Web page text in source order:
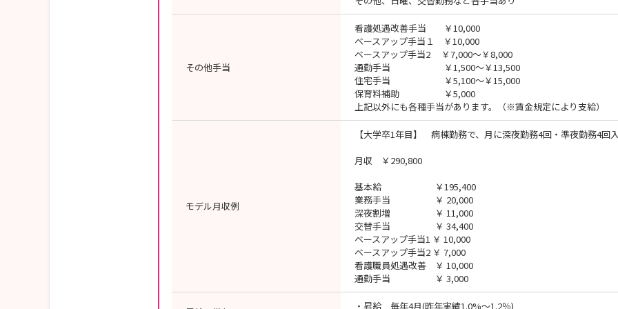
その他手当
看護処遇改善手当 ￥10,000
ベースアップ手当１ ￥10,000
ベースアップ手当2 ￥7,000～￥8,000
通勤手当 ￥1,500～￥13,500
住宅手当 ￥5,100～￥15,000
保育料補助 ￥5,000
上記以外にも各種手当があります。（※賃金規定により支給）
モデル月収例
【大学卒1年目】 病棟勤務で、月に深夜勤務4回・準夜勤務4回
月収 ￥290,800
基本給 ￥195,400
業務手当 ￥ 20,000
深夜割増 ￥ 11,000
交替手当 ￥ 34,400
ベースアップ手当1 ￥ 10,000
ベースアップ手当2 ￥ 7,000
看護職員処遇改善 ￥ 10,000
通勤手当 ￥ 3,000
・昇給 毎年4月(昨年実績1.0%～1.2％)